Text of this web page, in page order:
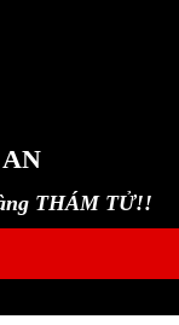
THÁM TỬ!!